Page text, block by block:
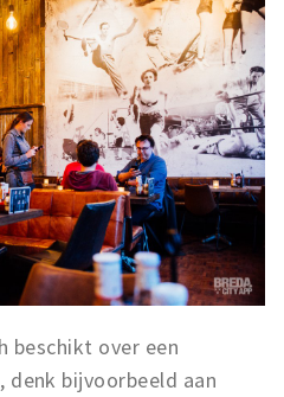
beschikt over een
denk bijvoorbeeld aan